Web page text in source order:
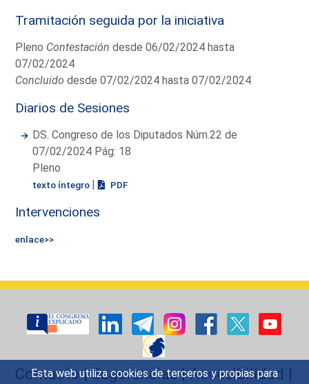
Esta web utiliza cookies de terceros y propias para
Tramitación seguida por la iniciativa
Pleno Contestación desde 06/02/2024 hasta
07/02/2024
Concluido desde 07/02/2024 hasta 07/02/2024
Diarios de Sesiones
DS. Congreso de los Diputados Núm.22 de
07/02/2024 Pág: 18
Pleno
texto íntegro | PDF
Intervenciones
enlace>>
Contacto|Sugerencias|Accesibilidad |